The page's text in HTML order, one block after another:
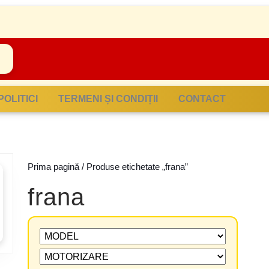
POLITICI TERMENI ȘI CONDIȚII CONTACT
Prima pagină / Produse etichetate „frana”
frana